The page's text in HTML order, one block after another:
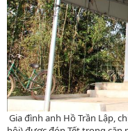
Gia đình anh Hồ Trần Lập,